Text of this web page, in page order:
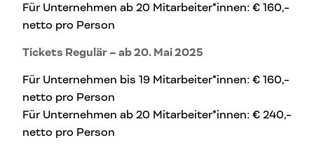
Für Unternehmen ab 20 Mitarbeiter*innen: € 160,-
netto pro Person
Tickets Regulär – ab 20. Mai 2025
Für Unternehmen bis 19 Mitarbeiter*innen: € 160,-
netto pro Person
Für Unternehmen ab 20 Mitarbeiter*innen: € 240,-
netto pro Person